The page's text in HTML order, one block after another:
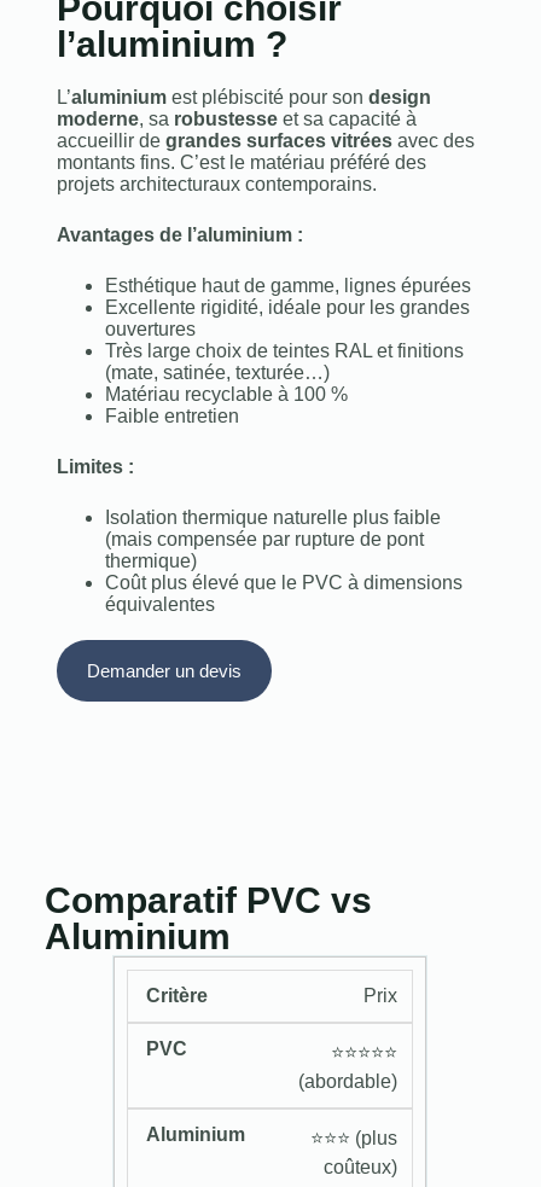
l’aluminium ?
L’aluminiumest plébiscité pour son design
moderne, sa robustesseet sa capacité à
accueillir de grandes surfaces vitréesavec des
montants fins. C’est le matériau préféré des
projets architecturaux contemporains.
Avantages de l’aluminium :
Esthétique haut de gamme, lignes épurées
Excellente rigidité, idéale pour les grandes
ouvertures
Très large choix de teintes RAL et finitions
(mate, satinée, texturée…)
Matériau recyclable à 100 %
Faible entretien
Limites :
Isolation thermique naturelle plus faible
(mais compensée par rupture de pont
thermique)
Coût plus élevé que le PVC à dimensions
équivalentes
Demander un devis
Comparatif PVC vs
Aluminium
Prix
⭐️⭐️⭐️⭐️⭐️
(abordable)
⭐️⭐️⭐️ (plus
coûteux)